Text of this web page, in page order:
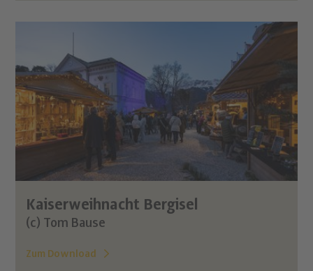
Kaiserweihnacht Bergisel
(c) Tom Bause
Zum Download